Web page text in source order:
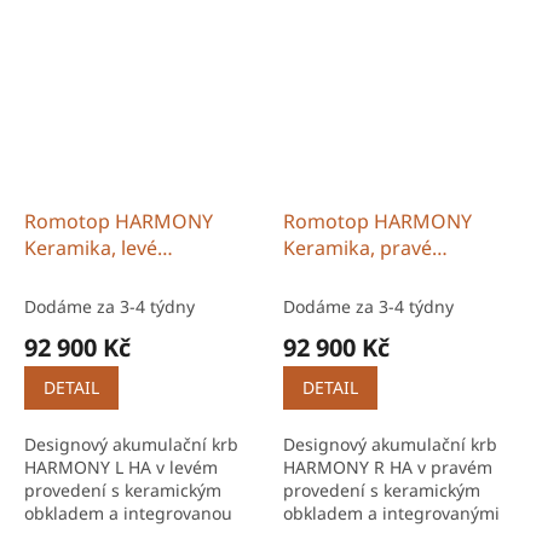
Romotop HARMONY
Keramika, levé
akumulace MAMMOTH
Dodáme za 3-4 týdny
92 900 Kč
DETAIL
Designový akumulační krb
HARMONY L HA v levém
provedení s keramickým
obkladem a integrovanou
Romotop HARMONY
Keramika, pravé
akumulace MAMMOTH
Dodáme za 3-4 týdny
92 900 Kč
DETAIL
Designový akumulační krb
HARMONY R HA v pravém
provedení s keramickým
obkladem a integrovanými